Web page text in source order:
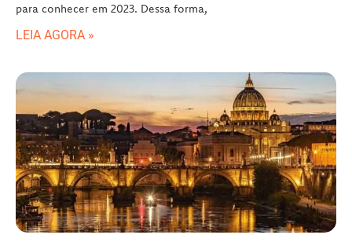
para conhecer em 2023. Dessa forma,
LEIA AGORA »